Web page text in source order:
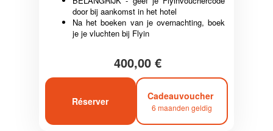
door bij aankomst in het hotel
Na het boeken van je overnachting, boek
je je vluchten bij Flyin
400,00 €
Réserver Cadeauvoucher
6 maanden geldig